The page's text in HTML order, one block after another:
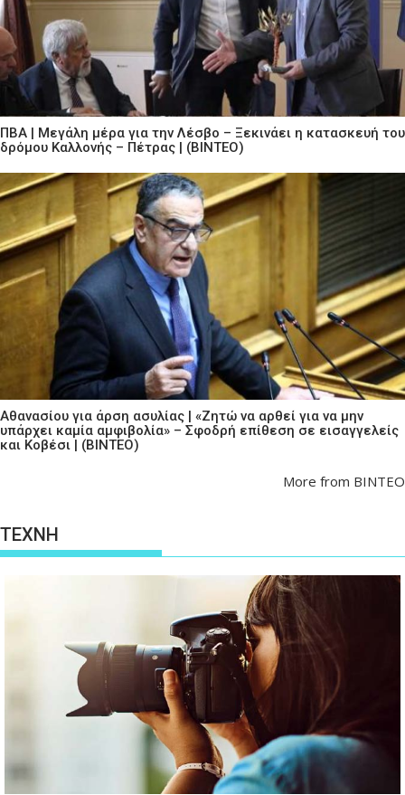
ΠΒΑ | Μεγάλη μέρα για την Λέσβο – Ξεκινάει η κατασκευή του
δρόμου Καλλονής – Πέτρας | (ΒΙΝΤΕΟ)
Αθανασίου για άρση ασυλίας | «Ζητώ να αρθεί για να μην
υπάρχει καμία αμφιβολία» – Σφοδρή επίθεση σε εισαγγελείς
και Κοβέσι | (ΒΙΝΤΕΟ)
More from ΒΙΝΤΕΟ
ΤΕΧΝΗ